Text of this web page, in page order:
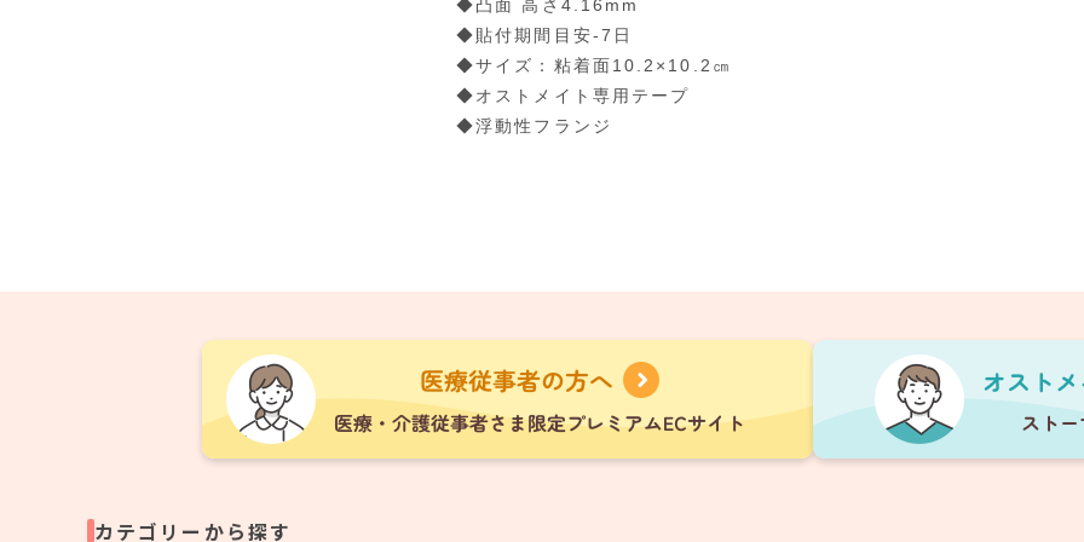
◆凸面 高さ4.16mm
◆貼付期間目安-7日
◆サイズ：粘着面10.2×10.2㎝
◆オストメイト専用テープ
◆浮動性フランジ
カテゴリーから探す